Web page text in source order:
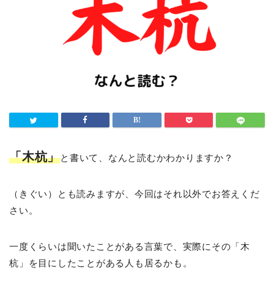
「木杭」と書いて、なんと読むかわかりますか？
（きぐい）とも読みますが、今回はそれ以外でお答えくだ
さい。
一度くらいは聞いたことがある言葉で、実際にその「木
杭」を目にしたことがある人も居るかも。